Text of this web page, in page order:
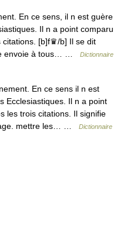
En ce sens, il n est guère
Il n a point comparu
citations. [b]f♛/b] Il se dit
envoie à tous… …
Dictionnaire
En ce sens il n est
Ecclesiastiques. Il n a point
les trois citations. Il signifie
mettre les… …
Dictionnaire